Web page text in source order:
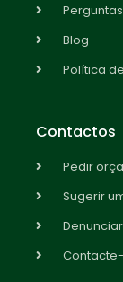
Blog
Política
Contactos
Pedir
Sugerir